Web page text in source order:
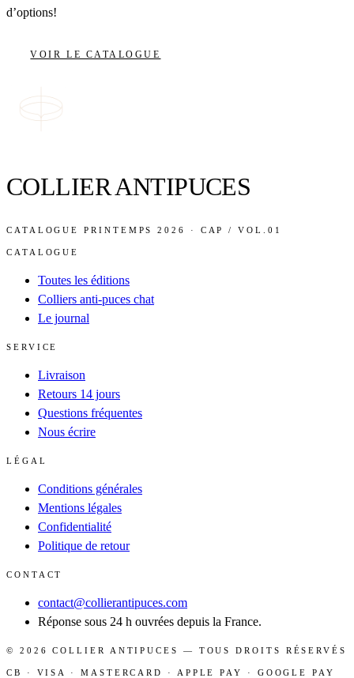
d’options!
VOIR LE CATALOGUE
COLLIER ANTIPUCES
CATALOGUE PRINTEMPS 2026 · CAP / VOL.01
CATALOGUE
Toutes les éditions
Colliers anti-puces chat
Le journal
SERVICE
Livraison
Retours 14 jours
Questions fréquentes
Nous écrire
LÉGAL
Conditions générales
Mentions légales
Confidentialité
Politique de retour
CONTACT
contact@collierantipuces.com
Réponse sous 24 h ouvrées depuis la France.
© 2026 COLLIER ANTIPUCES — TOUS DROITS RÉSERVÉS
CB · VISA · MASTERCARD · APPLE PAY · GOOGLE PAY